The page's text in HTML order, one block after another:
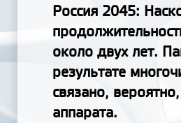
Россия 2045:
около двух лет.
результате
связано,
аппарата.